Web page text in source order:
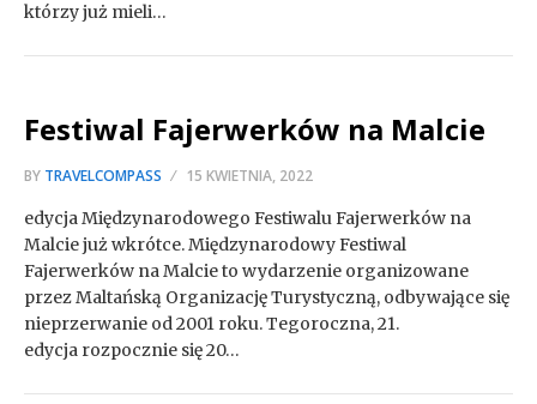
którzy już mieli…
Festiwal Fajerwerków na Malcie
BY TRAVELCOMPASS 15 KWIETNIA, 2022
edycja Międzynarodowego Festiwalu Fajerwerków na
Malcie już wkrótce. Międzynarodowy Festiwal
Fajerwerków na Malcie to wydarzenie organizowane
przez Maltańską Organizację Turystyczną, odbywające się
nieprzerwanie od 2001 roku. Tegoroczna, 21.
edycja rozpocznie się 20…